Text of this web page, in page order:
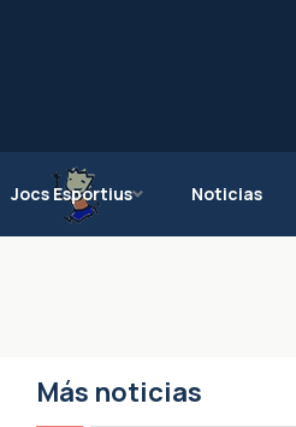
Jocs Esportius Noticias
Más noticias